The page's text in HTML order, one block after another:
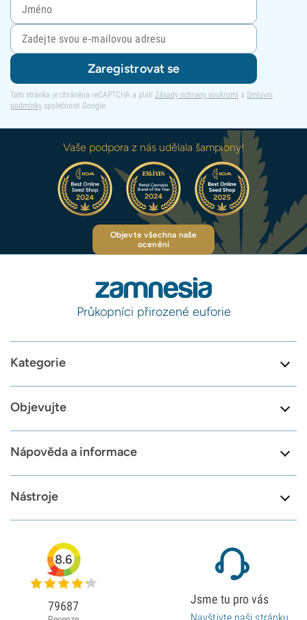
Zaregistrovat se
Tato stránka je chráněna reCAPTCHA a platí Zásady ochrany soukromí a Smluvní
podmínky společnosti Google.
Vaše podpora z nás udělala šampiony!
Objevte všechna naše
ocenění
Průkopníci přirozené euforie
Kategorie
Objevujte
Nápověda a informace
Nástroje
8.6
79687 Jsme tu pro vás